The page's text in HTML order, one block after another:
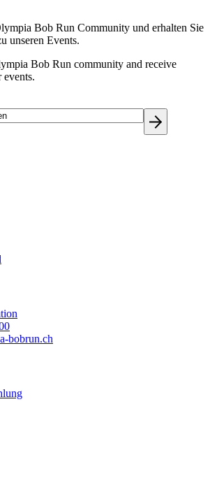
Bob Run Community und erhalten Sie
unseren Events.
Bob Run community and receive
events.
bobrun.ch